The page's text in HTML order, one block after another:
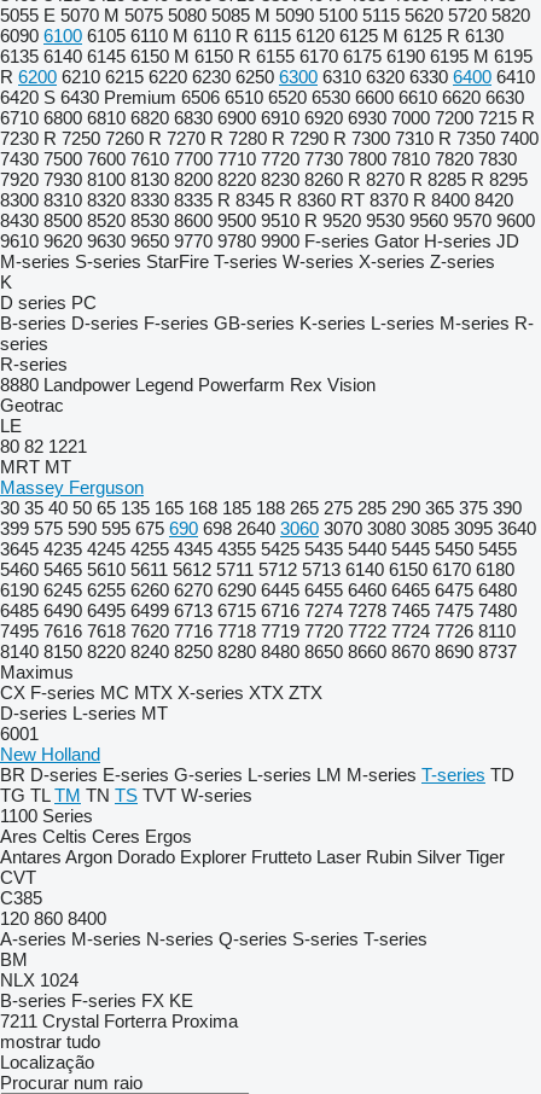
5055 E 5070 M 5075 5080 5085 M 5090 5100 5115 5620 5720 5820
6090 6100 6105 6110 M 6110 R 6115 6120 6125 M 6125 R 6130
6135 6140 6145 6150 M 6150 R 6155 6170 6175 6190 6195 M 6195
R 6200 6210 6215 6220 6230 6250 6300 6310 6320 6330 6400 6410
6420 S 6430 Premium 6506 6510 6520 6530 6600 6610 6620 6630
6710 6800 6810 6820 6830 6900 6910 6920 6930 7000 7200 7215 R
7230 R 7250 7260 R 7270 R 7280 R 7290 R 7300 7310 R 7350 7400
7430 7500 7600 7610 7700 7710 7720 7730 7800 7810 7820 7830
7920 7930 8100 8130 8200 8220 8230 8260 R 8270 R 8285 R 8295
8300 8310 8320 8330 8335 R 8345 R 8360 RT 8370 R 8400 8420
8430 8500 8520 8530 8600 9500 9510 R 9520 9530 9560 9570 9600
9610 9620 9630 9650 9770 9780 9900 F-series Gator H-series JD
M-series S-series StarFire T-series W-series X-series Z-series
K
D series PC
B-series D-series F-series GB-series K-series L-series M-series R-
series
R-series
8880 Landpower Legend Powerfarm Rex Vision
Geotrac
LE
80 82 1221
MRT MT
Massey Ferguson
30 35 40 50 65 135 165 168 185 188 265 275 285 290 365 375 390
399 575 590 595 675 690 698 2640 3060 3070 3080 3085 3095 3640
3645 4235 4245 4255 4345 4355 5425 5435 5440 5445 5450 5455
5460 5465 5610 5611 5612 5711 5712 5713 6140 6150 6170 6180
6190 6245 6255 6260 6270 6290 6445 6455 6460 6465 6475 6480
6485 6490 6495 6499 6713 6715 6716 7274 7278 7465 7475 7480
7495 7616 7618 7620 7716 7718 7719 7720 7722 7724 7726 8110
8140 8150 8220 8240 8250 8280 8480 8650 8660 8670 8690 8737
Maximus
CX F-series MC MTX X-series XTX ZTX
D-series L-series MT
6001
New Holland
BR D-series E-series G-series L-series LM M-series T-series TD
TG TL TM TN TS TVT W-series
1100 Series
Ares Celtis Ceres Ergos
Antares Argon Dorado Explorer Frutteto Laser Rubin Silver Tiger
CVT
C385
120 860 8400
A-series M-series N-series Q-series S-series T-series
BM
NLX 1024
B-series F-series FX KE
7211 Crystal Forterra Proxima
mostrar tudo
Localização
Procurar num raio